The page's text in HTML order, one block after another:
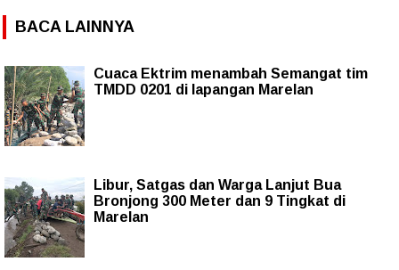
BACA LAINNYA
Cuaca Ektrim menambah Semangat tim
TMDD 0201 di lapangan Marelan
Libur, Satgas dan Warga Lanjut Bua
Bronjong 300 Meter dan 9 Tingkat di
Marelan